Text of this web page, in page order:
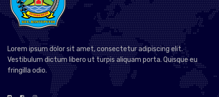
Lorem ipsum dolor sit amet, consectetur adipiscing elit.
Vestibulum dictum libero ut turpis aliquam porta. Quisque eu
fringilla odio.